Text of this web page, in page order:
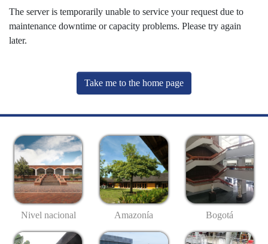
The server is temporarily unable to service your request due to
maintenance downtime or capacity problems. Please try again
later.
Take me to the home page
Nivel nacional Amazonía Bogotá